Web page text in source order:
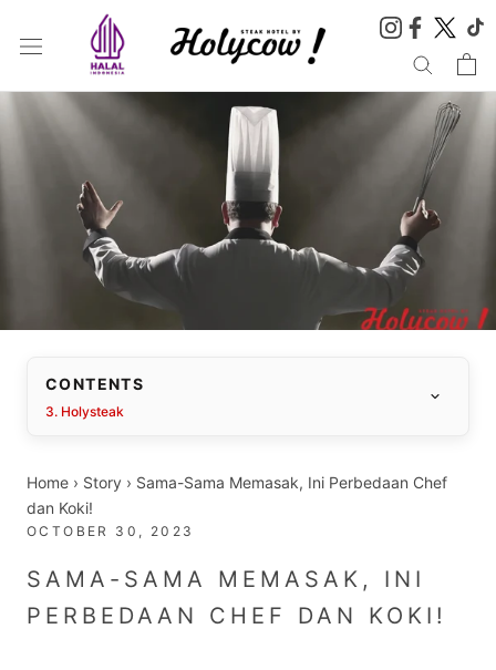
CONTENTS
3. Holysteak
Home › Story › Sama-Sama Memasak, Ini Perbedaan Chef
dan Koki!
OCTOBER 30, 2023
SAMA-SAMA MEMASAK, INI
PERBEDAAN CHEF DAN KOKI!